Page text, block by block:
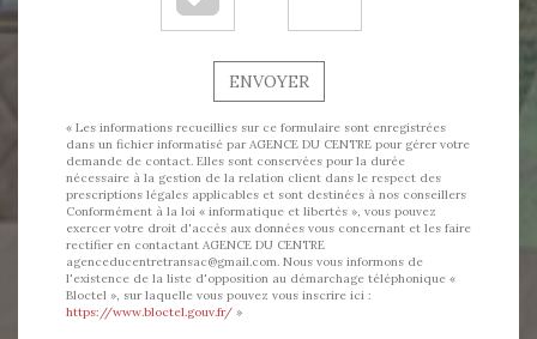
ENVOYER
« Les informations recueillies sur ce formulaire sont enregistrées
dans un fichier informatisé par AGENCE DU CENTRE pour gérer votre
demande de contact. Elles sont conservées pour la durée
nécessaire à la gestion de la relation client dans le respect des
prescriptions légales applicables et sont destinées à nos conseillers
Conformément à la loi « informatique et libertés », vous pouvez
exercer votre droit d'accès aux données vous concernant et les faire
rectifier en contactant AGENCE DU CENTRE
agenceducentretransac@gmail.com. Nous vous informons de
l'existence de la liste d'opposition au démarchage téléphonique «
Bloctel », sur laquelle vous pouvez vous inscrire ici :
https://www.bloctel.gouv.fr/ »